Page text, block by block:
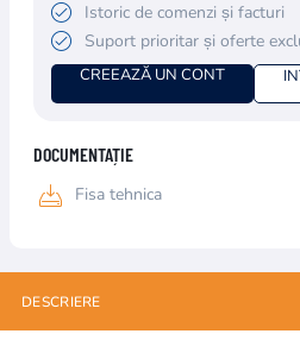
Istoric de comenzi și facturi
Suport prioritar și oferte
CREEAZĂ UN CONT
DOCUMENTAȚIE
Fisa tehnica
DESCRIERE